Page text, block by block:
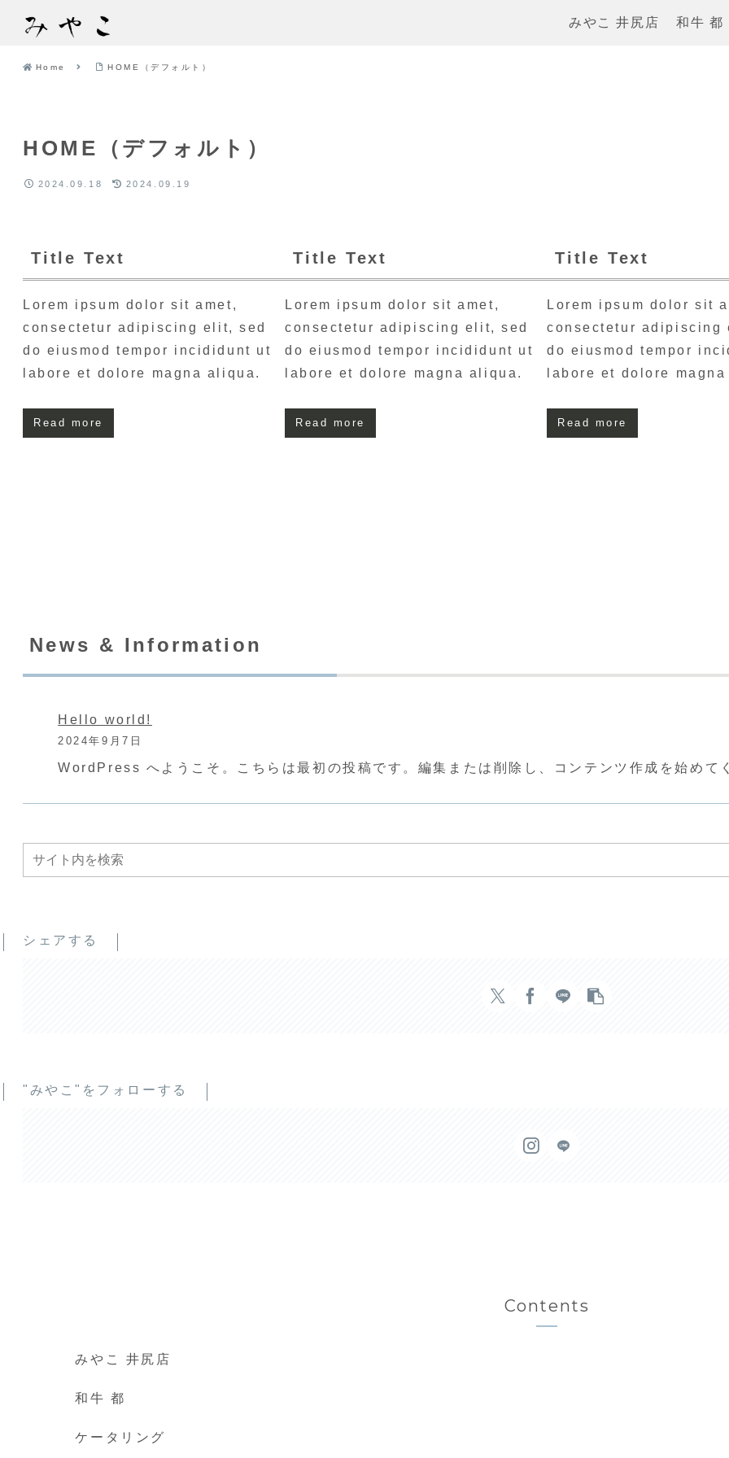
みやこ 井尻店 和牛 都
Home HOME（デフォルト）
HOME（デフォルト）
2024.09.18 2024.09.19
Title Text
Lorem ipsum dolor sit amet,
consectetur adipiscing elit, sed
do eiusmod tempor incididunt ut
labore et dolore magna aliqua.
Read more
Title Text
Lorem ipsum dolor sit amet,
consectetur adipiscing elit, sed
do eiusmod tempor incididunt ut
labore et dolore magna aliqua.
Read more
Title Text
Lorem ipsum dolor sit
consectetur adipiscing
do eiusmod tempor
labore et dolore
Read more
News & Information
Hello world!
2024年9月7日
WordPress へようこそ。こちらは最初の投稿です。編集または削除し、コンテンツ作成を始めて
シェアする
"みやこ"をフォローする
Contents
みやこ 井尻店
和牛 都
ケータリング